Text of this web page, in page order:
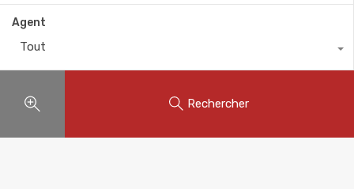
Agent
Tout
Rechercher